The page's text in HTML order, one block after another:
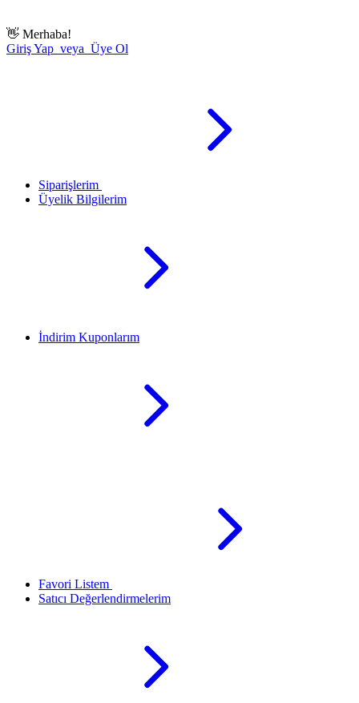
👋 Merhaba!
Giriş Yap veya Üye Ol
Siparişlerim
Üyelik Bilgilerim
İndirim Kuponlarım
Favori Listem
Satıcı Değerlendirmelerim